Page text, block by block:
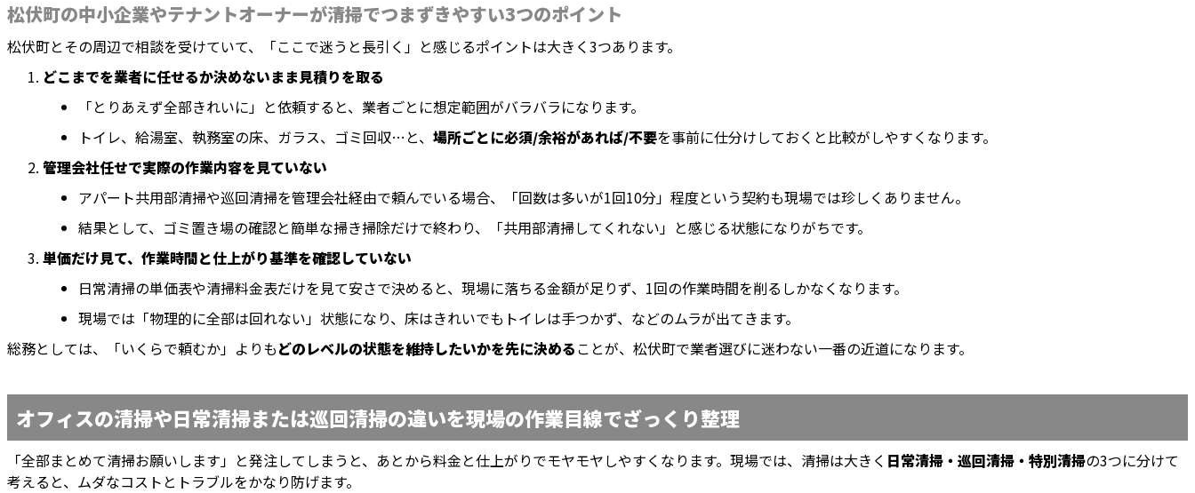
松伏町の中小企業やテナントオーナーが清掃でつまずきやすい3つのポイント
松伏町とその周辺で相談を受けていて、「ここで迷うと長引く」と感じるポイントは大きく3つあります。
どこまでを業者に任せるか決めないまま見積りを取る
「とりあえず全部きれいに」と依頼すると、業者ごとに想定範囲がバラバラになります。
トイレ、給湯室、執務室の床、ガラス、ゴミ回収…と、 場所ごとに必須/余裕があれば/不要を事前に仕分けしておくと比較がしやすくなります。
管理会社任せで実際の作業内容を見ていない
アパート共用部清掃や巡回清掃を管理会社経由で頼んでいる場合、「回数は多いが1回10分」程度という契約も現場では珍しくありません。
結果として、ゴミ置き場の確認と簡単な掃き掃除だけで終わり、「共用部清掃してくれない」と感じる状態になりがちです。
単価だけ見て、作業時間と仕上がり基準を確認していない
日常清掃の単価表や清掃料金表だけを見て安さで決めると、現場に落ちる金額が足りず、1回の作業時間を削るしかなくなります。
現場では「物理的に全部は回れない」状態になり、床はきれいでもトイレは手つかず、などのムラが出てきます。
総務としては、「いくらで頼むか」よりもどのレベルの状態を維持したいかを先に決めることが、松伏町で業者選びに迷わない一番の近道になります。
オフィスの清掃や日常清掃または巡回清掃の違いを現場の作業目線でざっくり整理
「全部まとめて清掃お願いします」と発注してしまうと、あとから料金と仕上がりでモヤモヤしやすくなります。現場では、清掃は大きく 日常清掃・巡回清掃・特別清掃の3つに分けて
考えると、ムダなコストとトラブルをかなり防げます。